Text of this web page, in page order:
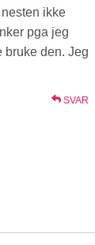
ikke
pga jeg
bruke den. Jeg
SVAR